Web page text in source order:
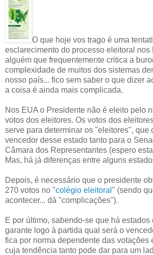
O que hoje vos trago é uma
esclarecimento do processo eleitoral nos
alguém que frequentemente critica a
complexidade de muitos dos sistemas
nosso país... fico sem saber o que dizer
a coisa é ainda mais complicada.
Nos EUA o Presidente não é eleito pelo
votos dos eleitores. Os votos dos
serve para determinar os "eleitores", que
vencedor desse estado tanto para o
Câmara dos Representantes (espero
Mas, há já diferenças entre alguns
Depois, é necessário que o presidente
270 votos no "colégio eleitoral " (sendo
acontecer... dá "complicações").
E por último, sabendo-se que há estados
garante logo à partida qual será o
fica por norma dependente das votações
cuja tendência tanto pode dar para um